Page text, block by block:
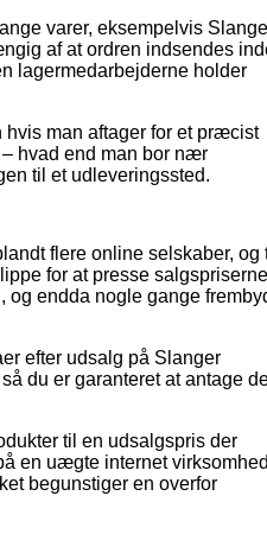
varer, eksempelvis
af at ordren indsendes
lagermedarbejderne holder
man aftager for et præcist
hvad end man bor nær
til et udleveringssted.
flere online selskaber, og
for at presse salgspriserne
og endda nogle gange
efter udsalg på Slanger
du er garanteret at antage
til en udsalgspris der
en uægte internet
begunstiger en overfor